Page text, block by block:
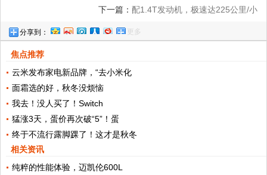
下一篇： 配1.4T发动机，极速达225公里/小
时，菲亚特Abarth 695特别版发布
分享到： 更多
焦点推荐
云米发布家电新品牌，“去小米化
面霜选的好，秋冬没烦恼
我去！没人买了！Switch
猛涨3天，蛋价再次破“5”！蛋
终于不流行露脚踝了！这才是秋冬
相关资讯
纯粹的性能体验，迈凯伦600L